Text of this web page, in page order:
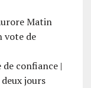
Matin
vote de
confiance |
jours